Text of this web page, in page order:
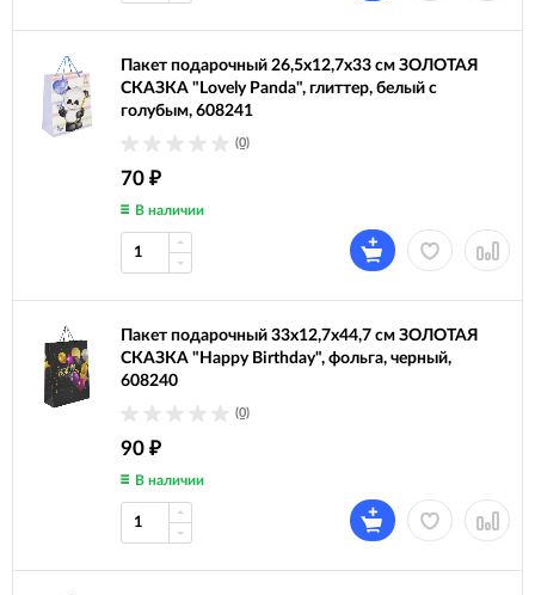
Пакет подарочный 26,5x12,7x33 см ЗОЛОТАЯ
СКАЗКА "Lovely Panda", глиттер, белый с
голубым, 608241
(0)
70 ₽
В наличии
Пакет подарочный 33x12,7x44,7 см ЗОЛОТАЯ
СКАЗКА "Happy Birthday", фольга, черный,
608240
(0)
90 ₽
В наличии